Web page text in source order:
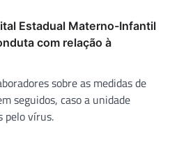
Estadual Materno-Infantil
com relação à
sobre as medidas de
seguidos, caso a unidade
pelo vírus.